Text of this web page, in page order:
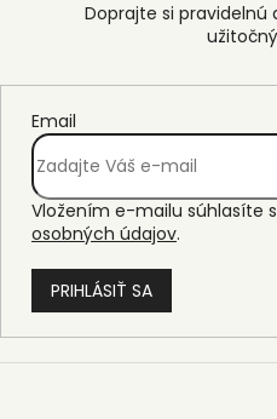
Email
Vložením e-mailu súhlasíte s
osobných údajov.
PRIHLÁSIŤ SA
Z